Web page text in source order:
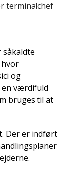
terminalchef
såkaldte
hvor
og
en værdifuld
bruges til at
Der er indført